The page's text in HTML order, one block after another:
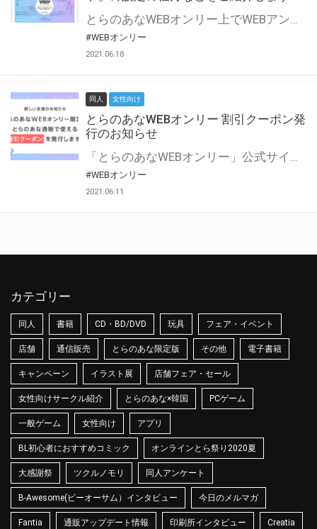
とらのあなWEBオンリー上でWEBアンソロジーが作成できる「記念コメント」について、その使い方や作成手順を解説します！ 支援タイプを「サークル参加型」「サークル参加型・マルシェ(イベント会場)機能付き」でお申し込みいただいている主催者様はぜひご活用ください♪ とらのあなWEBオンリーサイトはこちら
#WEBオンリー
2021.06.18
同人 女性向け
とらのあなWEBオンリー 割引クーポン発
行のお知らせ
「とらのあなWEBオンリー」公式サイトでとらのあな通販の「割引クーポン」を配布中！ イベントごとに開催当日限定で使える割引クーポンのシリアルコードを発行します。 とらのあなWEBオンリーのページをチェックして、イベント当日にお得にお買い物を楽しみましょう♪ ※本キャンペーンは予告なく終了する場合がございます。 とらのあなWEBオンリーサイトはこちら
#WEBオンリー
2021.06.11
カテゴリー
同人 書籍 CD・BD/DVD 玩具 フェア・イベント
店舗 通信販売 とらのあな限定版 その他 電子書籍
キャンペーン イラスト展 店舗フェア・セール
女性向けサークル紹介 とらのあな×韓国 PCゲーム
一般ゲーム 女性向け アプリ
BL初心者におすすめコミック オンラインとら祭り2020夏
大感謝祭 ツクルノモリ 同人アンケート
B-Awesome(ビーオーサム）インタビュー 今日のメルマガ
Fantia 通販アップデート情報 印刷所インタビュー Creatia